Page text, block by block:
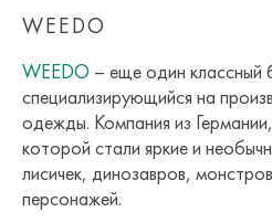
WEEDO
WEEDO – еще один классный
специализирующийся на
одежды. Компания из
которой стали яркие и
лисичек, динозавров,
персонажей.